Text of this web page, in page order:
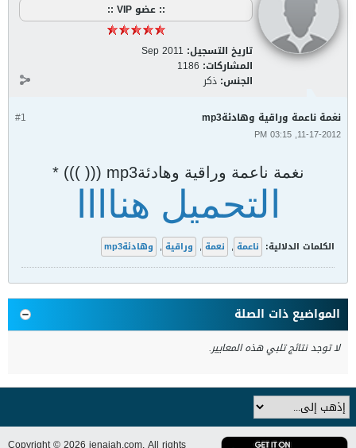
:: عضو VIP ::
تاريخ التسجيل: Sep 2011
المشاركات: 1186
الجنس: ذكر
#1 نغمة ناعمة وراقية وهادئةmp3
11-17-2012, 03:15 PM
نغمة ناعمة وراقية وهادئةmp3 ((( ))) *
التحميل هناااا
الكلمات الدلالية: ناعمة , نعمة , وراقية , وهادئةmp3
المواضيع ذات الصلة
لا توجد نتائج تلبي هذه المعايير.